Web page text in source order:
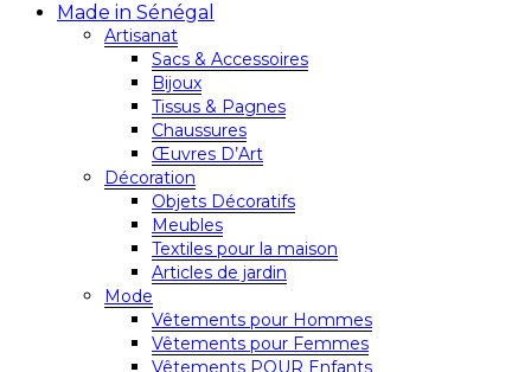
Made in Sénégal
Artisanat
Sacs & Accessoires
Bijoux
Tissus & Pagnes
Chaussures
Œuvres D’Art
Décoration
Objets Décoratifs
Meubles
Textiles pour la maison
Articles de jardin
Mode
Vêtements pour Hommes
Vêtements pour Femmes
Vêtements POUR Enfants